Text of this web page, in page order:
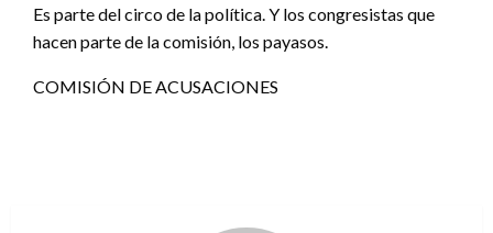
Es parte del circo de la política. Y los congresistas que
hacen parte de la comisión, los payasos.
COMISIÓN DE ACUSACIONES